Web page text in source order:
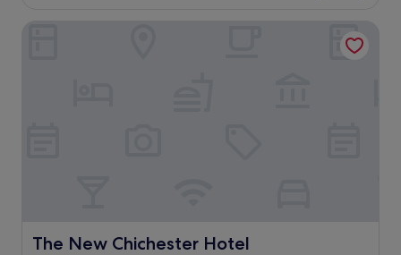
The New Chichester Hotel
The New Chichester Hotel